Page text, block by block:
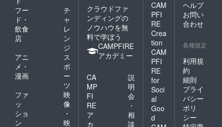
フー
ド・
飲食
店
チ
ャ
レ
ン
ジ
アニ
メ・
漫画
ス
ポ
ー
ツ
ファ
ッ
ショ
ン
映
像
・
映
クラウドファ
ンディングの
ノウハウを無
料で学ぼう
CAMPFIRE
アカデミー
CA
MP
FI
RE
ア
カ
説
明
会
・
相
談
CAM
PFI
RE
Crea
tion
CAM
PFI
RE
for
Soci
al
Goo
d
ヘルプ
お問い
合わせ
各種規定
利用規
約
細則
プライ
バシー
ポリ
シー